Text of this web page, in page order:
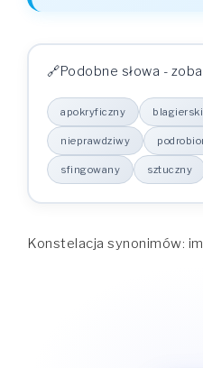
Podobne słowa -
apokryficzny blagierski
nieprawdziwy
sfingowany sztuczny
Konstelacja synonimów: